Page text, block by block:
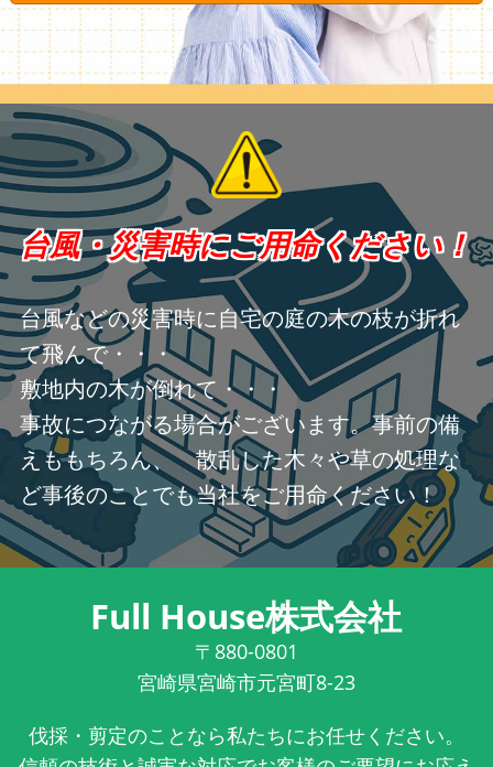
台風・災害時にご用命ください！
台風などの災害時に自宅の庭の木の枝が折れ
て飛んで・・・
敷地内の木が倒れて・・・
事故につながる場合がございます。事前の備
えももちろん、 散乱した木々や草の処理な
ど事後のことでも当社をご用命ください！
Full House株式会社
〒880-0801
宮崎県宮崎市元宮町8-23
伐採・剪定のことなら私たちにお任せください。